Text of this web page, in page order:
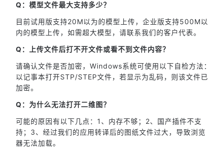
Q：模型文件最大支持多少？
目前试用版支持20M以为的模型上传，企业版支持500M以
内的模型上传，如需超大模型，请联系我们的客户代表。
Q：上传文件后打不开文件或看不到文件内容？
请确认文件是否加密，Windows系统可使用以下自检方法：
以记事本打开STP/STEP文件，若显示为乱码，则该文件已
加密。
Q：为什么无法打开二维图？
可能的原因有以下几点：1、内存不够；2、国产插件不支
持；3、经过我们的应用转译后的图纸文件过大，导致浏览
器无法加载。